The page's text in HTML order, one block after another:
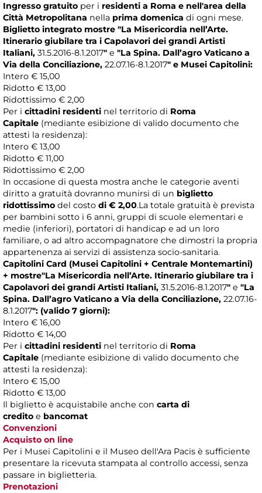
Ingresso gratuito per i residenti a Roma e nell'area della
Città Metropolitana nella prima domenica di ogni mese.
Biglietto integrato mostre "La Misericordia nell’Arte.
Itinerario giubilare tra i Capolavori dei grandi Artisti
Italiani, 31.5.2016-8.1.2017" e "La Spina. Dall’agro Vaticano a
Via della Conciliazione, 22.07.16-8.1.2017" e Musei Capitolini:
Intero € 15,00
Ridotto € 13,00
Ridottissimo € 2,00
Per i cittadini residenti nel territorio di Roma
Capitale (mediante esibizione di valido documento che
attesti la residenza):
Intero € 13,00
Ridotto € 11,00
Ridottissimo € 2,00
In occasione di questa mostra anche le categorie aventi
diritto a gratuità dovranno munirsi di un biglietto
ridottissimo del costo di € 2,00.La totale gratuità è prevista
per bambini sotto i 6 anni, gruppi di scuole elementari e
medie (inferiori), portatori di handicap e ad un loro
familiare, o ad altro accompagnatore che dimostri la propria
appartenenza ai servizi di assistenza socio-sanitaria.
Capitolini Card (Musei Capitolini + Centrale Montemartini)
+ mostre"La Misericordia nell’Arte. Itinerario giubilare tra i
Capolavori dei grandi Artisti Italiani, 31.5.2016-8.1.2017" e "La
Spina. Dall’agro Vaticano a Via della Conciliazione, 22.07.16-
8.1.2017": (valido 7 giorni):
Intero € 16,00
Ridotto € 14,00
Per i cittadini residenti nel territorio di Roma
Capitale (mediante esibizione di valido documento che
attesti la residenza):
Intero € 15,00
Ridotto € 13,00
Il biglietto è acquistabile anche con carta di
credito e bancomat
Convenzioni
Acquisto on line
Per i Musei Capitolini e il Museo dell'Ara Pacis è sufficiente
presentare la ricevuta stampata al controllo accessi, senza
passare in biglietteria.
Prenotazioni